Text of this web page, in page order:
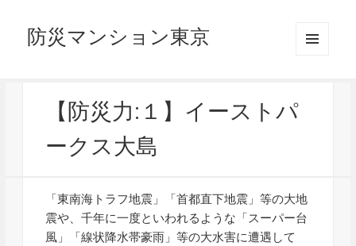
防災マンション東京
【防災力:１】イーストパ
ークス大島
「東南海トラフ地震」「首都直下地震」等の大地
震や、千年に一度といわれるような「スーパー台
風」「線状降水帯豪雨」等の大水害に遭遇して